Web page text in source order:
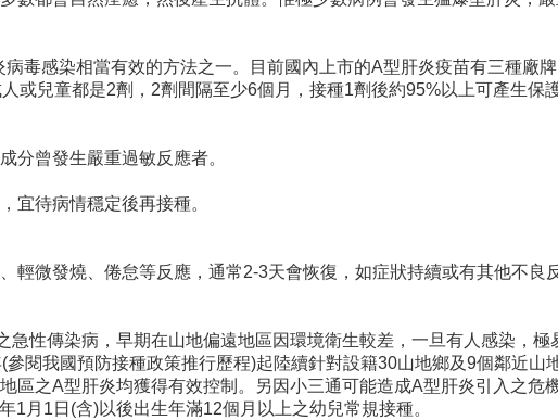
毒感染相當有效的方法之一。目前國內上市的A型肝炎疫苗有三種廠
或兒童都是2劑，2劑間隔至少6個月，接種1劑後約95%以上可產生保
分曾發生嚴重過敏反應者。
宜待病情穩定後再接種。
輕微發燒、倦怠等反應，通常2-3天會恢復，如症狀持續或有其他不良
急性傳染病，早期在山地偏遠地區因環境衛生較差，一旦有人感染，
閱我國預防接種政策推行歷程)起陸續針對設籍30山地鄉及9個鄰近山
區之A型肝炎均獲得有效控制。另因小三通可能造成A型肝炎引入之危
1月1日(含)以後出生年滿12個月以上之幼兒常規接種。